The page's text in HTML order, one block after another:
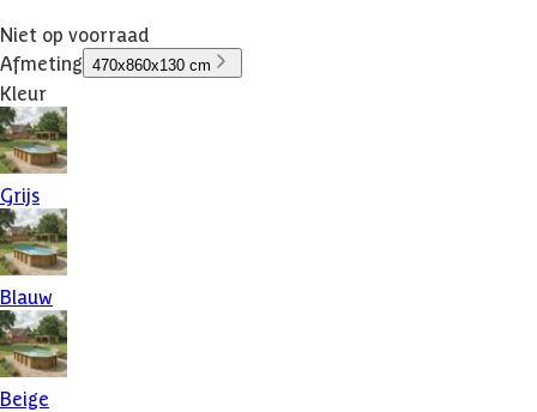
Niet op voorraad
Afmeting 470x860x130 cm
Kleur
Grijs
Blauw
Beige